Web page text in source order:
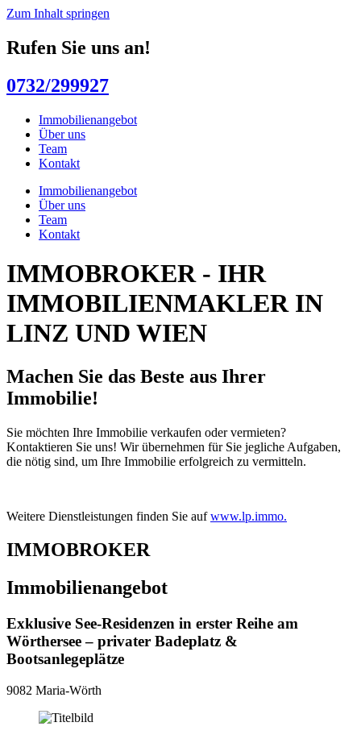
Zum Inhalt springen
Rufen Sie uns an!
0732/299927
Immobilienangebot
Über uns
Team
Kontakt
Immobilienangebot
Über uns
Team
Kontakt
IMMOBROKER - IHR
IMMOBILIENMAKLER IN
LINZ UND WIEN
Machen Sie das Beste aus Ihrer
Immobilie!
Sie möchten Ihre Immobilie verkaufen oder vermieten?
Kontaktieren Sie uns! Wir übernehmen für Sie jegliche Aufgaben,
die nötig sind, um Ihre Immobilie erfolgreich zu vermitteln.
Weitere Dienstleistungen finden Sie aufwww.lp.immo.
IMMOBROKER
Immobilienangebot
Exklusive See-Residenzen in erster Reihe am
Wörthersee – privater Badeplatz &
Bootsanlegeplätze
9082 Maria-Wörth